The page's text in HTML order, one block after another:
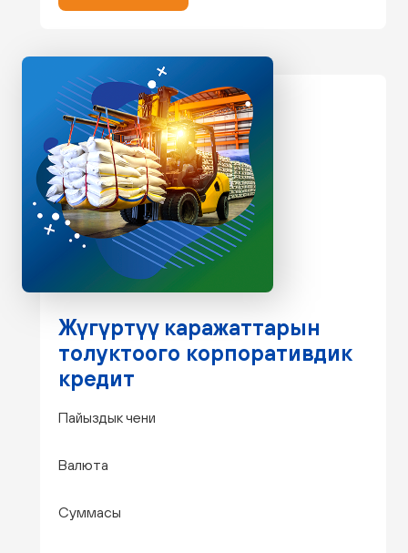
Жүгүртүү каражаттарын
толуктоого корпоративдик
кредит
Пайыздык чени
Валюта
Суммасы